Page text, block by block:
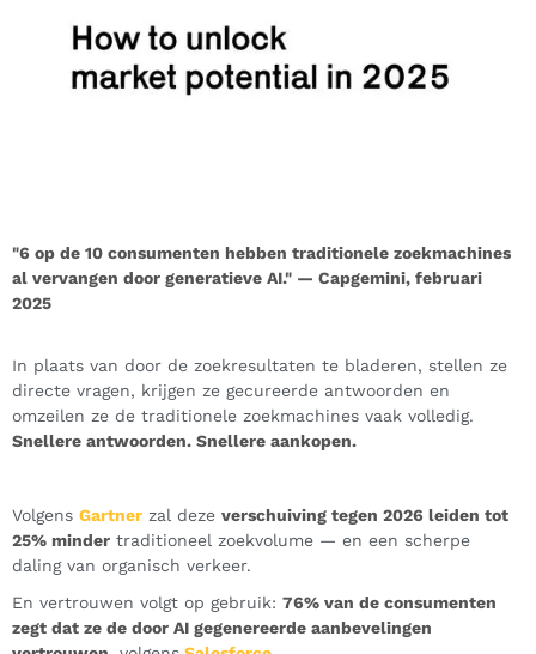
"6 op de 10 consumenten hebben traditionele zoekmachines
al vervangen door generatieve AI." — Capgemini, februari
2025
In plaats van door de zoekresultaten te bladeren, stellen ze
directe vragen, krijgen ze gecureerde antwoorden en
omzeilen ze de traditionele zoekmachines vaak volledig.
Snellere antwoorden. Snellere aankopen.
Volgens Gartner zal deze verschuiving tegen 2026 leiden tot
25% minder traditioneel zoekvolume — en een scherpe
daling van organisch verkeer.
En vertrouwen volgt op gebruik: 76% van de consumenten
zegt dat ze de door AI gegenereerde aanbevelingen